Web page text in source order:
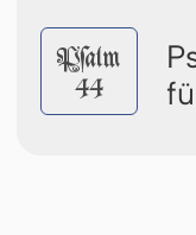
Pſalm
44